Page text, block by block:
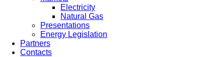
Electricity
Natural Gas
Presentations
Energy Legislation
Partners
Contacts